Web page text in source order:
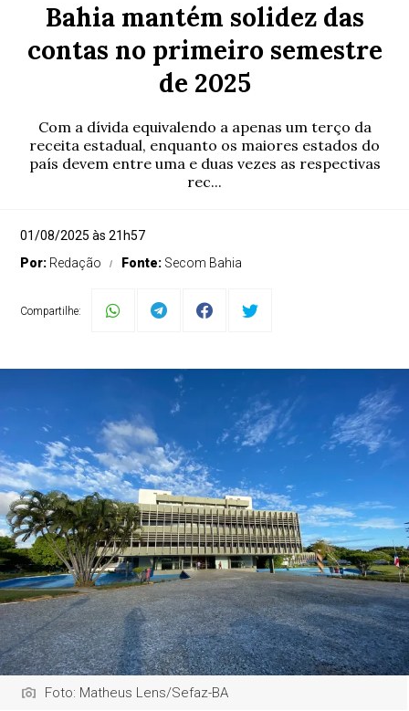
Bahia mantém solidez das
contas no primeiro semestre
de 2025
Com a dívida equivalendo a apenas um terço da
receita estadual, enquanto os maiores estados do
país devem entre uma e duas vezes as respectivas
rec...
01/08/2025 às 21h57
Por: Redação Fonte: Secom Bahia
Compartilhe:
Foto: Matheus Lens/Sefaz-BA